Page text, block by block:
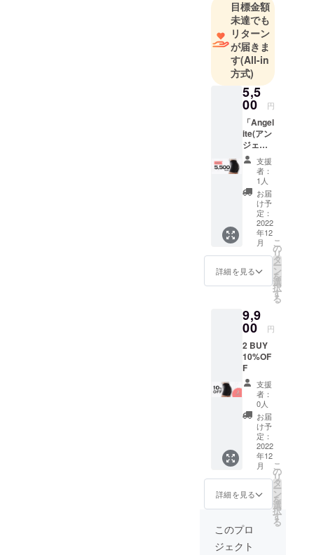
目標金額
未達でも
リターン
が届きま
す(All-in
方式)
5,5
00 円
「Angel
ite(アン
ジェラ
イト)」
商品を
おひと
つ、お
届けし
ます。
支援
者：
1人
お届
け予
定：
2022
年12
月
詳細を見る
こ
の
リ
タ
ー
ン
を
選
択
す
る
9,9
00 円
2 BUY
10%OF
F
支援
者：
0人
お届
け予
定：
2022
年12
月
詳細を見る
こ
の
リ
タ
ー
ン
を
選
択
す
る
このプロ
ジェクト